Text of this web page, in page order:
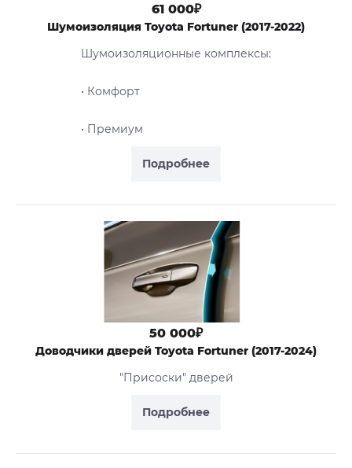
Подробнее
61 000₽
Шумоизоляция Toyota Fortuner (2017-2022)
Шумоизоляционные комплексы:
• Комфорт
• Премиум
Подробнее
50 000₽
Доводчики дверей Toyota Fortuner (2017-2024)
"Присоски" дверей